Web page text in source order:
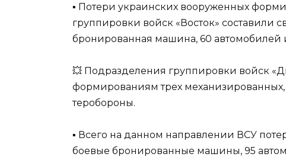
▪️ Потери украинских вооруженных
группировки войск «Восток» составили
бронированная машина, 60
💥 Подразделения группировки войск
формированиям трех
теробороны.
▪️ Всего на данном направлении ВСУ
боевые бронированные машины, 95